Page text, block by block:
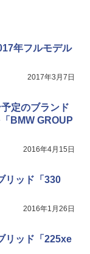
年フルモデル
2017年3月7日
定のブランド
BMW GROUP
2016年4月15日
リッド「330
2016年1月26日
リッド「225xe